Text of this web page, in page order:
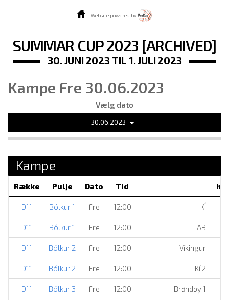
Website powered by
SUMMAR CUP 2023 [ARCHIVED]
30. JUNI 2023 TIL 1. JULI 2023
Kampe Fre 30.06.2023
Vælg dato
30.06.2023
Kampe
Række Pulje Dato Tid
D11 Bólkur 1 Fre 12:00 KÍ
D11 Bólkur 1 Fre 12:00 AB
D11 Bólkur 2 Fre 12:00 Víkingur
D11 Bólkur 2 Fre 12:00 Kí:2
D11 Bólkur 3 Fre 12:00 Brøndby:1